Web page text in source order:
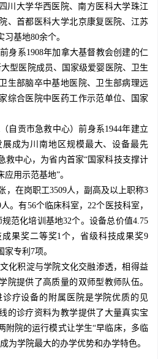
川大学华西医院、南方医科大学珠江
、首都医科大学北京康复医院、江苏
基地80余个。
身系1908年加拿大基督教会创建的仁
型医院成员、国家级爱婴医院、卫生
生部脑卒中基地医院、卫生部病理远
综合医院中医药工作示范单位、国家
自贡市急救中心）前身系1944年建立
成为川南地区规模最大、设备最先
救中心，为省内首家“国家科技支撑计
用示范基地”。
在岗职工3509人，副高及以上职称3
。有56个临床科室，22个医技科室，
范化培训基地32个。设备总价值4.75
果奖二等奖1个，省级科技成果奖9
专利7项。
化积淀与学院文化交融渗透，相得益
院提供了高质量的双师型教师队伍。
疗设备的附属医院是学院优质的见
的诊疗资料为教学提供了大量真实宝
附院的运行模式让学生“早临床，多临
为学院最大的办学优势和办学特色。